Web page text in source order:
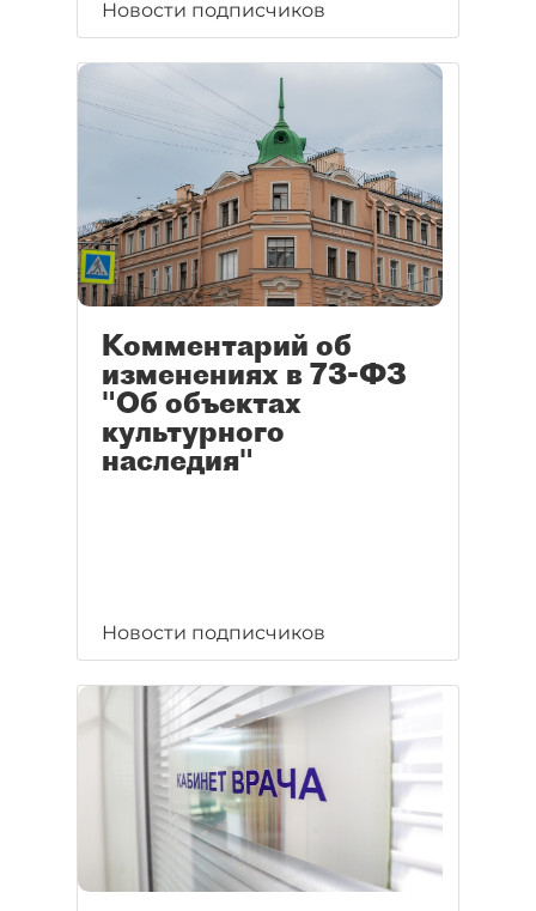
Новости подписчиков
Комментарий об
изменениях в 73-ФЗ
"Об объектах
культурного
наследия"
Новости подписчиков